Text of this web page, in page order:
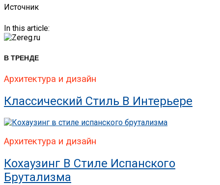
Источник
In this article:
В ТРЕНДЕ
Архитектура и дизайн
Классический Стиль В Интерьере
Архитектура и дизайн
Кохаузинг В Стиле Испанского
Брутализма